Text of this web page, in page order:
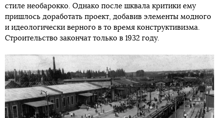
стиле необарокко. Однако после шквала критики ему
пришлось доработать проект, добавив элементы модного
и идеологически верного в то время конструктивизма.
Строительство закончат только в 1932 году.